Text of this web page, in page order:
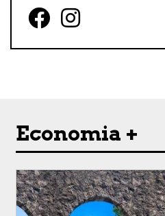
Follow us
Follow us
Economia +